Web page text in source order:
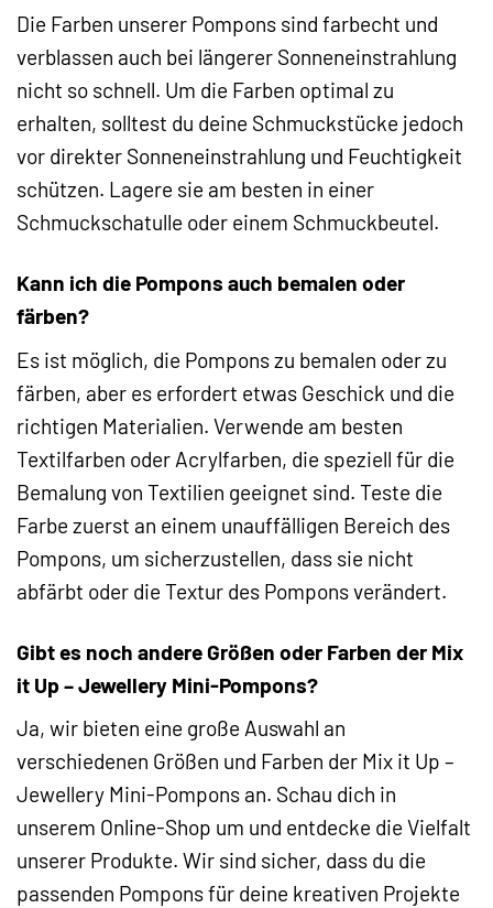
Die Farben unserer Pompons sind farbecht und
verblassen auch bei längerer Sonneneinstrahlung
nicht so schnell. Um die Farben optimal zu
erhalten, solltest du deine Schmuckstücke jedoch
vor direkter Sonneneinstrahlung und Feuchtigkeit
schützen. Lagere sie am besten in einer
Schmuckschatulle oder einem Schmuckbeutel.
Kann ich die Pompons auch bemalen oder
färben?
Es ist möglich, die Pompons zu bemalen oder zu
färben, aber es erfordert etwas Geschick und die
richtigen Materialien. Verwende am besten
Textilfarben oder Acrylfarben, die speziell für die
Bemalung von Textilien geeignet sind. Teste die
Farbe zuerst an einem unauffälligen Bereich des
Pompons, um sicherzustellen, dass sie nicht
abfärbt oder die Textur des Pompons verändert.
Gibt es noch andere Größen oder Farben der Mix
it Up – Jewellery Mini-Pompons?
Ja, wir bieten eine große Auswahl an
verschiedenen Größen und Farben der Mix it Up –
Jewellery Mini-Pompons an. Schau dich in
unserem Online-Shop um und entdecke die Vielfalt
unserer Produkte. Wir sind sicher, dass du die
passenden Pompons für deine kreativen Projekte